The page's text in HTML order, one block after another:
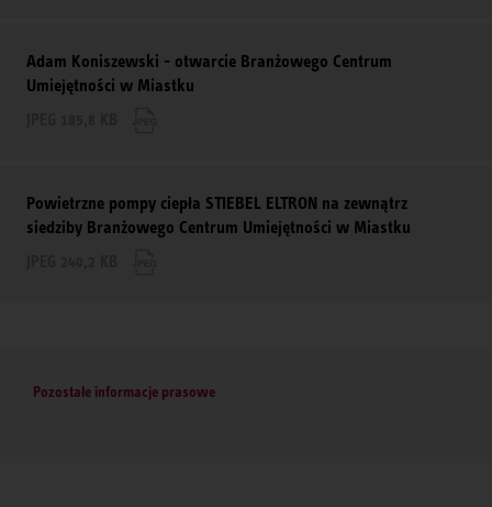
Adam Koniszewski - otwarcie Branżowego Centrum
Umiejętności w Miastku
Powietrzne pompy ciepła STIEBEL ELTRON na zewnątrz
siedziby Branżowego Centrum Umiejętności w Miastku
Pozostałe informacje prasowe